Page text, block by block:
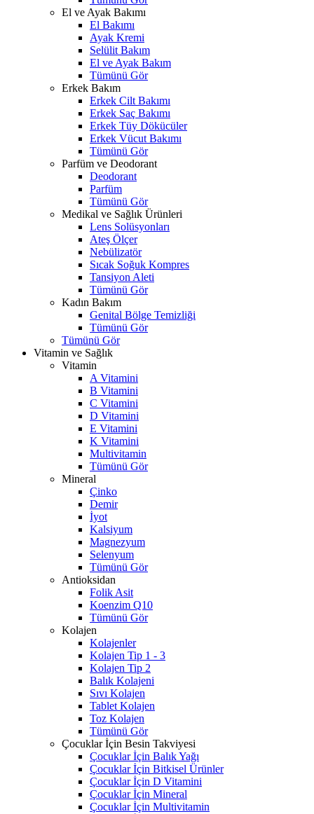
El ve Ayak Bakımı
El Bakımı
Ayak Kremi
Selülit Bakım
El ve Ayak Bakım
Tümünü Gör
Erkek Bakım
Erkek Cilt Bakımı
Erkek Saç Bakımı
Erkek Tüy Dökücüler
Erkek Vücut Bakımı
Tümünü Gör
Parfüm ve Deodorant
Deodorant
Parfüm
Tümünü Gör
Medikal ve Sağlık Ürünleri
Lens Solüsyonları
Ateş Ölçer
Nebülizatör
Sıcak Soğuk Kompres
Tansiyon Aleti
Tümünü Gör
Kadın Bakım
Genital Bölge Temizliği
Tümünü Gör
Tümünü Gör
Vitamin ve Sağlık
Vitamin
A Vitamini
B Vitamini
C Vitamini
D Vitamini
E Vitamini
K Vitamini
Multivitamin
Tümünü Gör
Mineral
Çinko
Demir
İyot
Kalsiyum
Magnezyum
Selenyum
Tümünü Gör
Antioksidan
Folik Asit
Koenzim Q10
Tümünü Gör
Kolajen
Kolajenler
Kolajen Tip 1 - 3
Kolajen Tip 2
Balık Kolajeni
Sıvı Kolajen
Tablet Kolajen
Toz Kolajen
Tümünü Gör
Çocuklar İçin Besin Takviyesi
Çocuklar İçin Balık Yağı
Çocuklar İçin Bitkisel Ürünler
Çocuklar İçin D Vitamini
Çocuklar İçin Mineral
Çocuklar İçin Multivitamin